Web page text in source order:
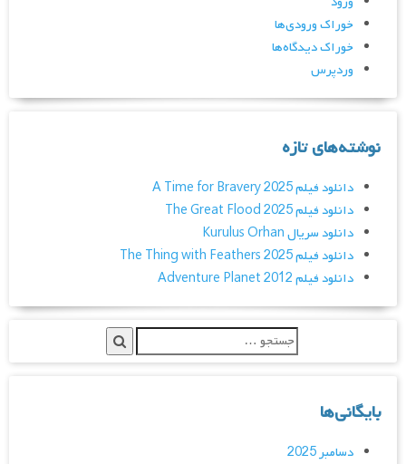
خوراک ورودی‌ها
خوراک دیدگاه‌ها
وردپرس
نوشته‌های تازه
دانلود فیلم A Time for Bravery 2025
دانلود فیلم The Great Flood 2025
دانلود سریال Kurulus Orhan
دانلود فیلم The Thing with Feathers 2025
دانلود فیلم Adventure Planet 2012
بایگانی‌ها
دسامبر 2025